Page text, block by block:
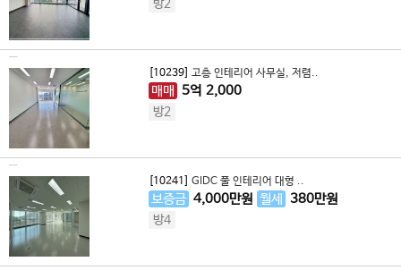
방2
[10239] 고층 인테리어 사무실, 저렴..
매매 5억 2,000
방2
[10241] GIDC 풀 인테리어 대형 ..
보증금 4,000만원 월세 380만원
방4